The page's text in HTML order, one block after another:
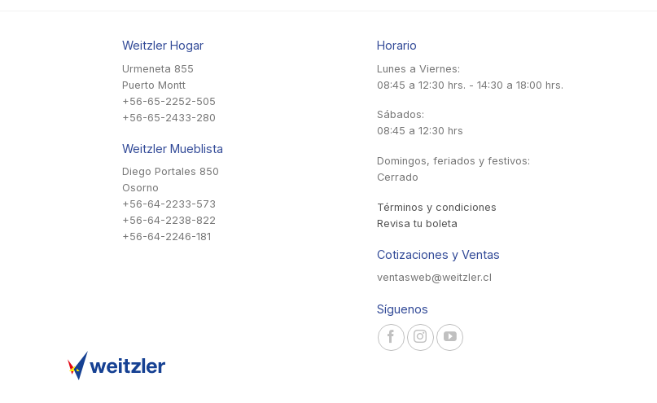
Weitzler Hogar
Urmeneta 855
Puerto Montt
+56-65-2252-505
+56-65-2433-280
Weitzler Mueblista
Diego Portales 850
Osorno
+56-64-2233-573
+56-64-2238-822
+56-64-2246-181
Horario
Lunes a Viernes:
08:45 a 12:30 hrs. - 14:30 a 18:00 hrs.
Sábados:
08:45 a 12:30 hrs
Domingos, feriados y festivos:
Cerrado
Términos y condiciones
Revisa tu boleta
Cotizaciones y Ventas
ventasweb@weitzler.cl
Síguenos